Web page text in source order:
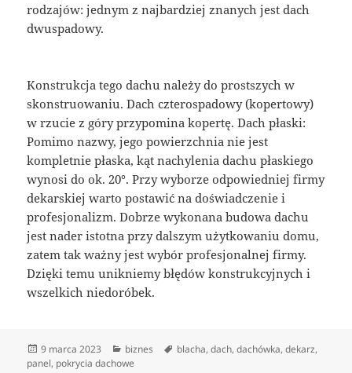
rodzajów: jednym z najbardziej znanych jest dach
dwuspadowy.
Konstrukcja tego dachu należy do prostszych w
skonstruowaniu. Dach czterospadowy (kopertowy)
w rzucie z góry przypomina kopertę. Dach płaski:
Pomimo nazwy, jego powierzchnia nie jest
kompletnie płaska, kąt nachylenia dachu płaskiego
wynosi do ok. 20°. Przy wyborze odpowiedniej firmy
dekarskiej warto postawić na doświadczenie i
profesjonalizm. Dobrze wykonana budowa dachu
jest nader istotna przy dalszym użytkowaniu domu,
zatem tak ważny jest wybór profesjonalnej firmy.
Dzięki temu unikniemy błędów konstrukcyjnych i
wszelkich niedoróbek.
Data
publikacji
9 marca 2023 Kategorie
biznes Tagi
blacha,dach,dachówka,dekarz,
panel, pokrycia dachowe